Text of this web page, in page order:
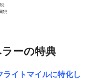
ーの特典
ライトマイルに特化し